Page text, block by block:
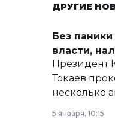
ДРУГИЕ
Без
власти,
Президент
Токаев
несколько
армии,
5 января, 10:15